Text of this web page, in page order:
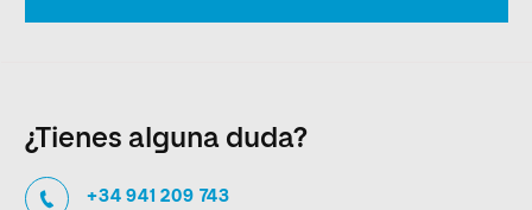
¿Tienes alguna duda?
+34 941 209 743